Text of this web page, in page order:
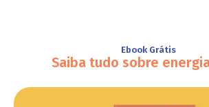
Ebook Grátis
Saiba tudo sobre